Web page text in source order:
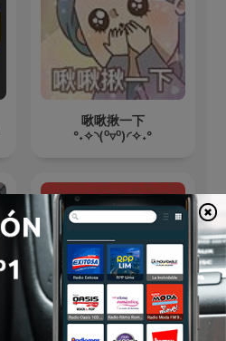
啾啾揪一下
°˖✧◝(⁰▿⁰)◜✧˖°